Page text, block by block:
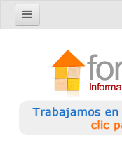
Nuevo tema
Buscar en el foro